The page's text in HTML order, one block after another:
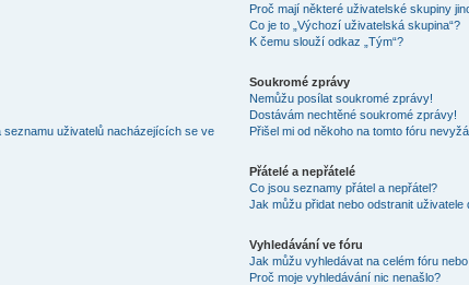
uživatelů nacházejících se ve
Proč mají některé uživatelské skupiny
Co je to „Výchozí uživatelská skupina“?
K čemu slouží odkaz „Tým“?
Soukromé zprávy
Nemůžu posílat soukromé zprávy!
Dostávám nechtěné soukromé zprávy!
Přišel mi od někoho na tomto fóru
Přátelé a nepřátelé
Co jsou seznamy přátel a nepřátel?
Jak můžu přidat nebo odstranit
Vyhledávání ve fóru
Jak můžu vyhledávat na celém fóru
Proč moje vyhledávání nic nenašlo?